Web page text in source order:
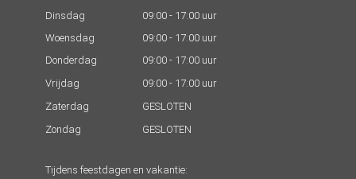
Dinsdag
09:00 - 17:00 uur
Woensdag
09:00 - 17:00 uur
Donderdag
09:00 - 17:00 uur
Vrijdag
09:00 - 17:00 uur
Zaterdag
GESLOTEN
Zondag
GESLOTEN
Tijdens feestdagen en vakantie: